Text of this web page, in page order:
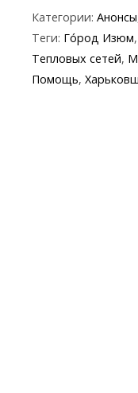
e
b
o
itt
er
e
gr
a
Категории: Анонсы
Теги: Го́род Изюм,
Тепловых сетей,
Помощь,